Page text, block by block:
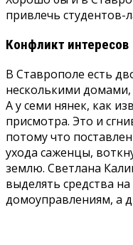
привлечь
Конфликт интересов
В Ставрополе есть
несколькими домами,
А у семи нянек, как
присмотра. Это и
потому что
ухода саженцы,
землю. Светлана
выделять средства
домоуправлениям, а